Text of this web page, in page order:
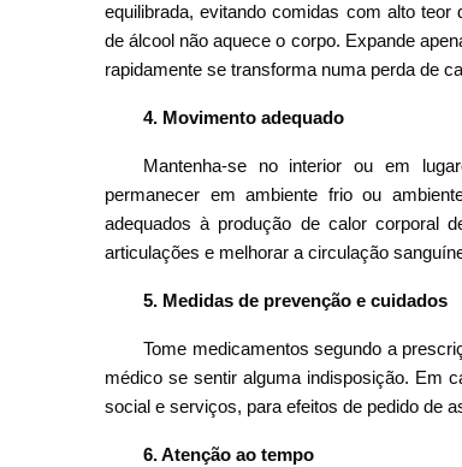
equilibrada, evitando comidas com alto
de álcool não aquece o corpo. Expande
rapidamente se transforma numa perda de
4. Movimento adequado
Mantenha-se no interior ou em
permanecer em ambiente frio ou
adequados à produção de calor corporal
articulações e melhorar a circulação
5. Medidas de prevenção e cuidados
Tome medicamentos segundo a
médico se sentir alguma indisposição. Em
social e serviços, para efeitos de pedido de
6. Atenção ao tempo